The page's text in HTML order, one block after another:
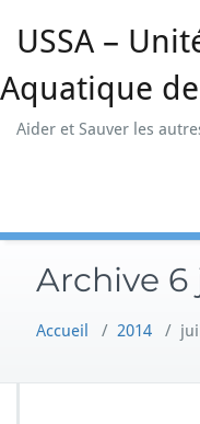
USSA –
Aquatique
Aider et Sauver les
Archive 6
Accueil / 2014 /